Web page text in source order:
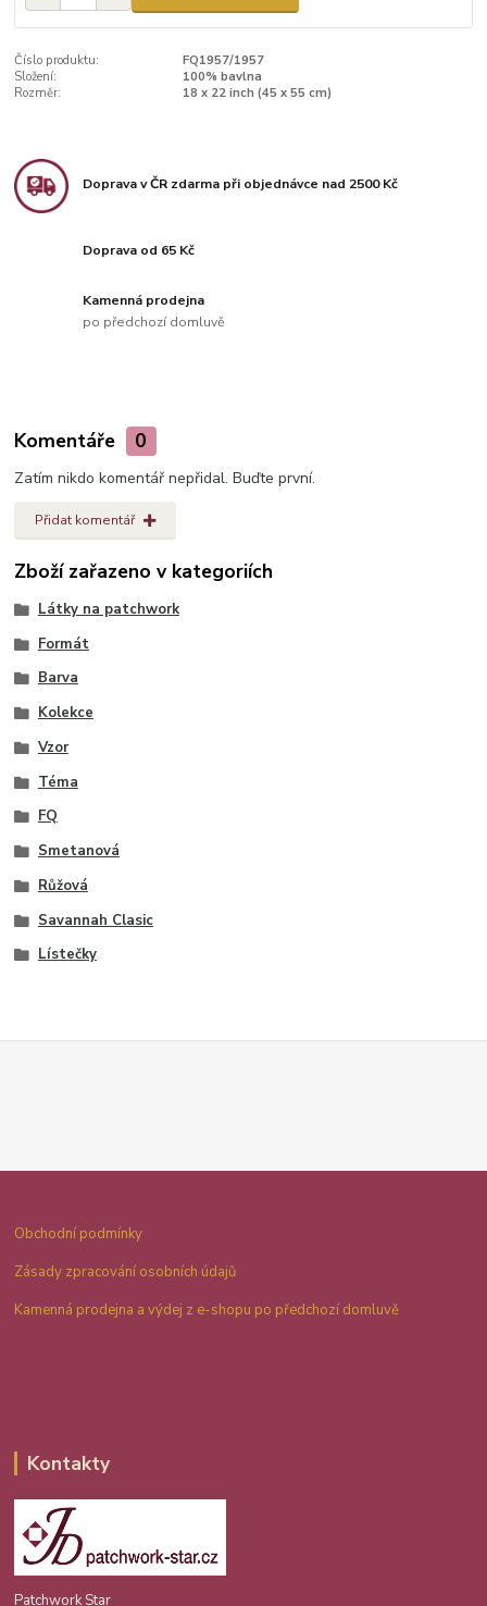
Číslo produktu:
FQ1957/1957
Složení:
100% bavlna
Rozměr:
18 x 22 inch (45 x 55 cm)
Doprava v ČR zdarma při objednávce nad 2500 Kč
Doprava od 65 Kč
Kamenná prodejna
po předchozí domluvě
Komentáře 0
Zatím nikdo komentář nepřidal. Buďte první.
Přidat komentář
Zboží zařazeno v kategoriích
Látky na patchwork
Formát
Barva
Kolekce
Vzor
Téma
FQ
Smetanová
Růžová
Savannah Clasic
Lístečky
Obchodní podmínky
Zásady zpracování osobních údajů
Kamenná prodejna a výdej z e-shopu po předchozí domluvě
Kontakty
Patchwork Star